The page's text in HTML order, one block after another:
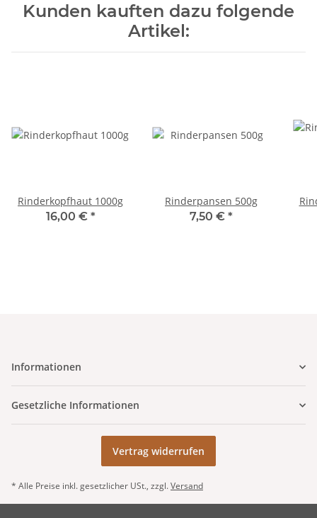
Kunden kauften dazu folgende
Artikel:
Rinderkopfhaut 1000g
16,00 € *
Rinderpansen 500g
7,50 € *
Informationen
Gesetzliche Informationen
Vertrag widerrufen
* Alle Preise inkl. gesetzlicher USt., zzgl.Versand